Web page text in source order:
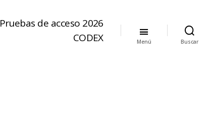
Pruebas de acceso 2026
CODEX
Menú Buscar